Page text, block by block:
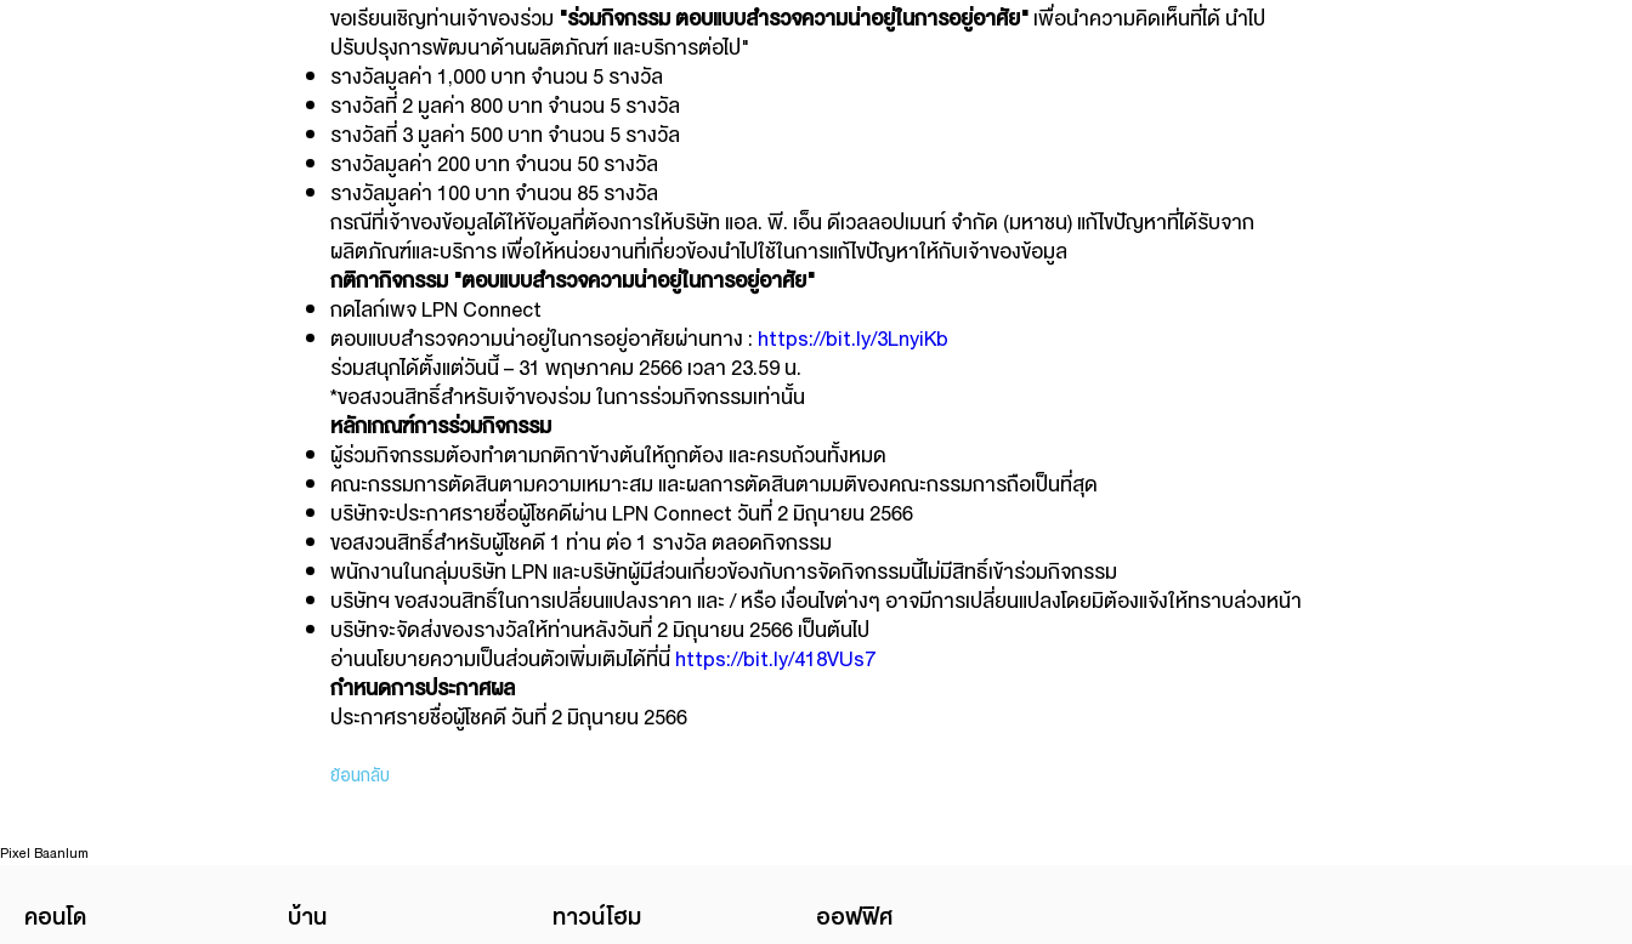
ขอเรียนเชิญท่านเจ้าของร่วม "ร่วมกิจกรรม ตอบแบบสำรวจความน่าอยู่ในการอยู่อาศัย"เพื่อนำความคิดเห็นที่ได้ นำไป
ปรับปรุงการพัฒนาด้านผลิตภัณฑ์ และบริการต่อไป"
รางวัลมูลค่า 1,000 บาท จำนวน 5 รางวัล
รางวัลที่ 2 มูลค่า 800 บาท จำนวน 5 รางวัล
รางวัลที่ 3 มูลค่า 500 บาท จำนวน 5 รางวัล
รางวัลมูลค่า 200 บาท จำนวน 50 รางวัล
รางวัลมูลค่า 100 บาท จำนวน 85 รางวัล
กรณีที่เจ้าของข้อมูลได้ให้ข้อมูลที่ต้องการให้บริษัท แอล. พี. เอ็น ดีเวลลอปเมนท์ จำกัด (มหาชน) แก้ไขปัญหาที่ได้รับจาก
ผลิตภัณฑ์และบริการ เพื่อให้หน่วยงานที่เกี่ยวข้องนำไปใช้ในการแก้ไขปัญหาให้กับเจ้าของข้อมูล
กติกากิจกรรม "ตอบแบบสำรวจความน่าอยู่ในการอยู่อาศัย"
กดไลก์เพจ LPN Connect
ตอบแบบสำรวจความน่าอยู่ในการอยู่อาศัยผ่านทาง : https://bit.ly/3LnyiKb
ร่วมสนุกได้ตั้งแต่วันนี้ – 31 พฤษภาคม 2566 เวลา 23.59 น.
*ขอสงวนสิทธิ์สำหรับเจ้าของร่วม ในการร่วมกิจกรรมเท่านั้น
หลักเกณฑ์การร่วมกิจกรรม
ผู้ร่วมกิจกรรมต้องทำตามกติกาข้างต้นให้ถูกต้อง และครบถ้วนทั้งหมด
คณะกรรมการตัดสินตามความเหมาะสม และผลการตัดสินตามมติของคณะกรรมการถือเป็นที่สุด
บริษัทจะประกาศรายชื่อผู้โชคดีผ่าน LPN Connect วันที่ 2 มิถุนายน 2566
ขอสงวนสิทธิ์สำหรับผู้โชคดี 1 ท่าน ต่อ 1 รางวัล ตลอดกิจกรรม
พนักงานในกลุ่มบริษัท LPN และบริษัทผู้มีส่วนเกี่ยวข้องกับการจัดกิจกรรมนี้ไม่มีสิทธิ์เข้าร่วมกิจกรรม
บริษัทฯ ขอสงวนสิทธิ์ในการเปลี่ยนแปลงราคา และ / หรือ เงื่อนไขต่างๆ อาจมีการเปลี่ยนแปลงโดยมิต้องแจ้งให้ทราบล่วงหน้า
บริษัทจะจัดส่งของรางวัลให้ท่านหลังวันที่ 2 มิถุนายน 2566 เป็นต้นไป
อ่านนโยบายความเป็นส่วนตัวเพิ่มเติมได้ที่นี่https://bit.ly/418VUs7
กำหนดการประกาศผล
ประกาศรายชื่อผู้โชคดี วันที่ 2 มิถุนายน 2566
ย้อนกลับ
Pixel Baanlum
คอนโด บ้าน ทาวน์โฮม ออฟฟิศ